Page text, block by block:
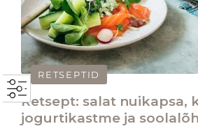
RETSEPTID
Retsept: salat nuikapsa,
jogurtikastme ja